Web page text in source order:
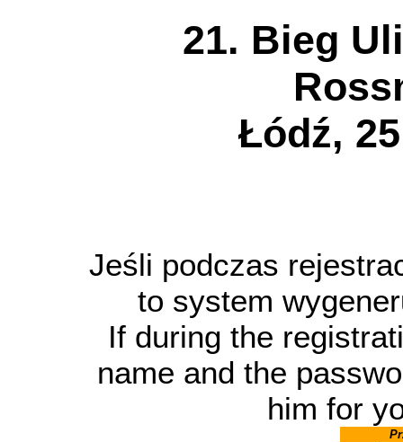
21. Bieg
Łódź,
Jeśli podczas
to system
If during the
name and the
him for